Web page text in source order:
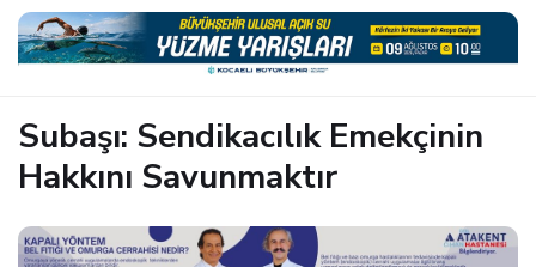
Subaşı: Sendikacılık Emekçinin
Hakkını Savunmaktır